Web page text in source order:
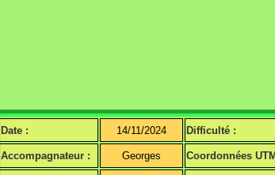
Date : 14/11/2024 Difficulté :
Accompagnateur : Georges Coordonnées